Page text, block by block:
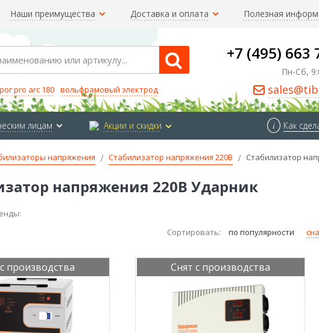
Наши преимущества Доставка и оплата Полезная
pro arc 180 вольфрамовый электрод
+7 (495) 663
Пн-Сб,
лицам Акции и скидки i Как
напряжения Стабилизатор напряжения 220В Стабилизатор
напряжения 220В Ударник
Сортировать: по популярности
производства Снят с производства